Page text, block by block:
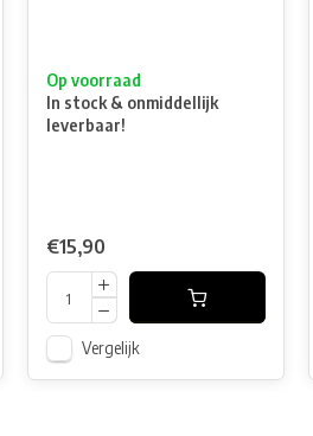
Op voorraad
In stock & onmiddellijk
leverbaar!
€15,90
Vergelijk